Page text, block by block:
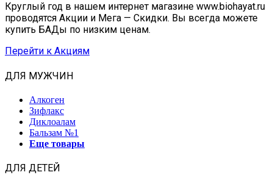
Круглый год в нашем интернет магазине www.biohayat.ru
проводятся Акции и Мега — Скидки. Вы всегда можете
купить БАДы по низким ценам.
Перейти к Акциям
ДЛЯ МУЖЧИН
Алкоген
Зифлакс
Диклоалам
Бальзам №1
Еще товары
ДЛЯ ДЕТЕЙ